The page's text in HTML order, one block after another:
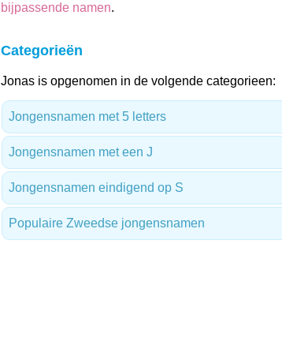
bijpassende namen.
Categorieën
Jonas is opgenomen in de volgende categorieen:
Jongensnamen met 5 letters
Jongensnamen met een J
Jongensnamen eindigend op S
Populaire Zweedse jongensnamen